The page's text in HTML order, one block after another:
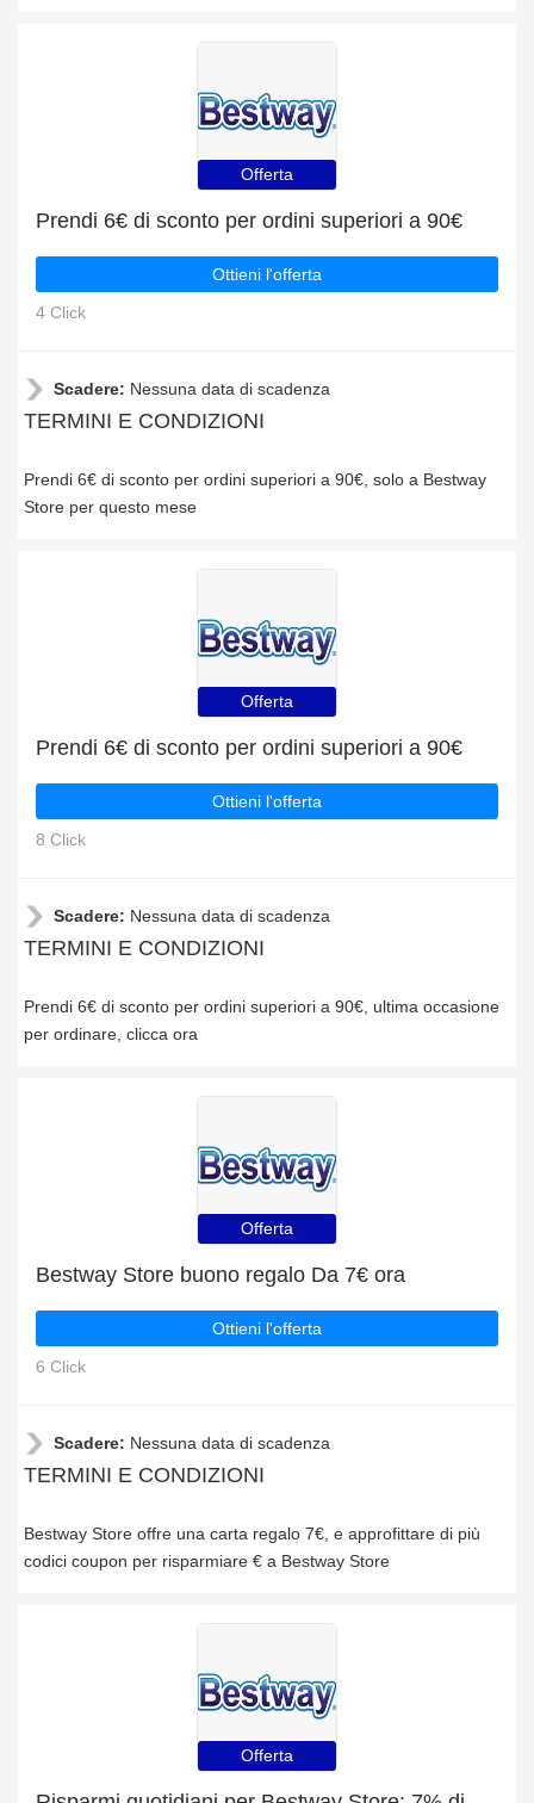
Offerta
Prendi 6€ di sconto per ordini superiori a 90€
Ottieni l'offerta
4 Click
Scadere: Nessuna data di scadenza
TERMINI E CONDIZIONI
Prendi 6€ di sconto per ordini superiori a 90€, solo a Bestway
Store per questo mese
Offerta
Prendi 6€ di sconto per ordini superiori a 90€
Ottieni l'offerta
8 Click
Scadere: Nessuna data di scadenza
TERMINI E CONDIZIONI
Prendi 6€ di sconto per ordini superiori a 90€, ultima occasione
per ordinare, clicca ora
Offerta
Bestway Store buono regalo Da 7€ ora
Ottieni l'offerta
6 Click
Scadere: Nessuna data di scadenza
TERMINI E CONDIZIONI
Bestway Store offre una carta regalo 7€, e approfittare di più
codici coupon per risparmiare € a Bestway Store
Offerta